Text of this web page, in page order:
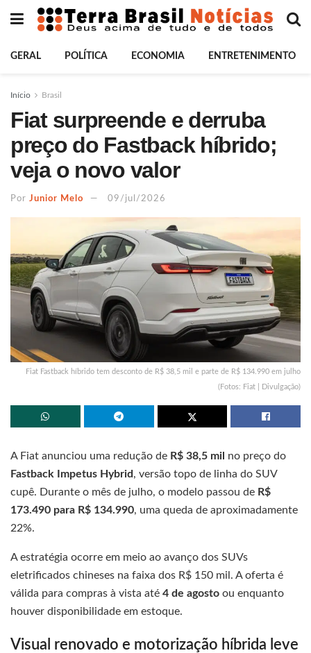
GERAL POLÍTICA ECONOMIA ENTRETENIMENTO
Início Brasil
Fiat surpreende e derruba
preço do Fastback híbrido;
veja o novo valor
Por Junior Melo 09/jul/2026
Fiat Fastback híbrido tem desconto de R$ 38,5 mil e parte de R$ 134.990 em julho
(Fotos: Fiat | Divulgação)
A Fiat anunciou uma redução de R$ 38,5 mil no preço do
Fastback Impetus Hybrid, versão topo de linha do SUV
cupê. Durante o mês de julho, o modelo passou de R$
173.490 para R$ 134.990, uma queda de aproximadamente
22%.
A estratégia ocorre em meio ao avanço dos SUVs
eletrificados chineses na faixa dos R$ 150 mil. A oferta é
válida para compras à vista até 4 de agosto ou enquanto
houver disponibilidade em estoque.
Visual renovado e motorização híbrida leve